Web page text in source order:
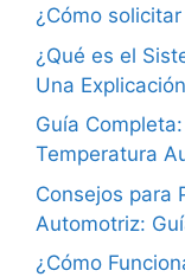
¿Cómo
¿Qué es el
Una
Guía
Temperatura
Consejos para
Automotriz:
¿Cómo